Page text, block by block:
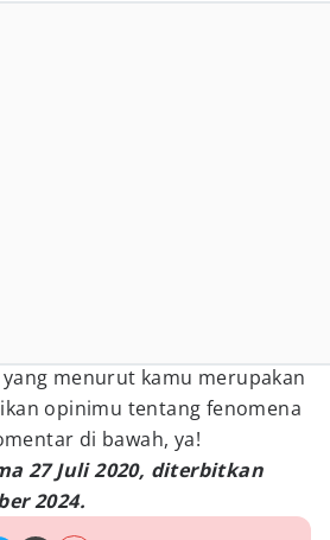
menurut kamu merupakan
opinimu tentang fenomena
di bawah, ya!
27 Juli 2020, diterbitkan
2024.